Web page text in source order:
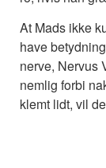
At Mads ikke
have
nerve, Nervus
nemlig forbi
klemt lidt, vil